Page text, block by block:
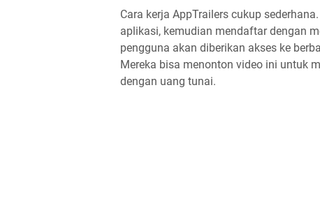
Cara kerja AppTrailers cukup
aplikasi, kemudian mendaftar dengan
pengguna akan diberikan akses ke
Mereka bisa menonton video ini untuk
dengan uang tunai.